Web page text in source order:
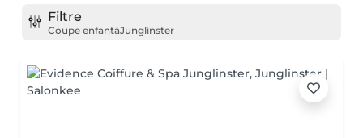
Filtre
Coupe enfantàJunglinster